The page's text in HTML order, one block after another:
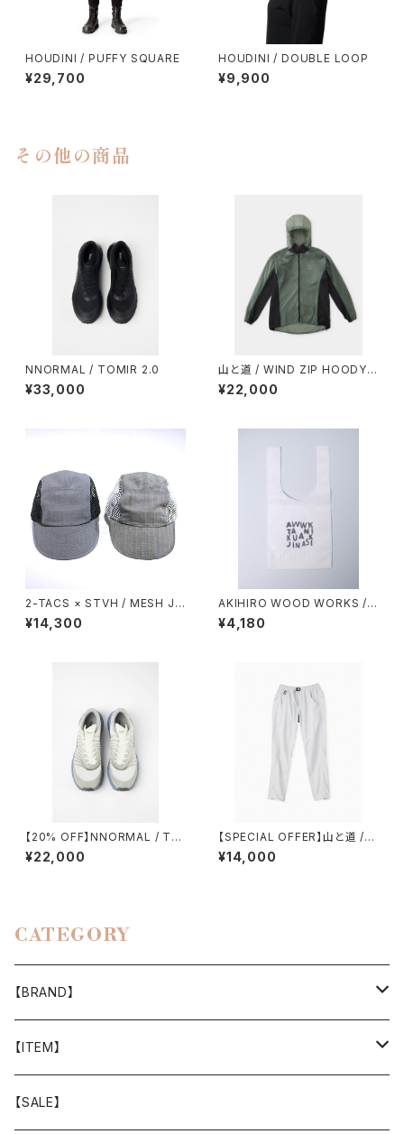
HOUDINI / PUFFY SQUARE
¥29,700
HOUDINI / DOUBLE LOOP
¥9,900
その他の商品
NNORMAL / TOMIR 2.0
¥33,000
山と道 / WIND ZIP HOODY
（UNISEX）
¥22,000
2-TACS × STVH / MESH JE
T CAP
¥14,300
AKIHIRO WOOD WORKS /
コンビニタイベック袋
¥4,180
【20% OFF】NNORMAL / TO
MIR 1.0
¥22,000
【SPECIAL OFFER】山と道 /５
POCKET PANTS（MEN）
¥14,000
CATEGORY
【BRAND】
山と道
T-SHIRT
迷迭香
【ITEM】
WEAR
【SALE】